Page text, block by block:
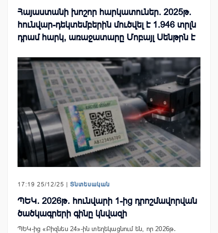
Հայաստանի խոշոր հարկատուներ. 2025թ.
հունվար-դեկտեմբերին մուծվել է 1.946 տրլն
դրամ հարկ, առաջատարը Մոբայլ Սենթրն է
17:19 25/12/25 | Տնտեսական
ՊԵԿ. 2026թ․ հունվարի 1-ից դրոշմավորվան
ծածկագրերի գինը կնվազի
ՊԵԿ-ից «Բիզնես 24»-ին տեղեկացնում են, որ 2026թ․